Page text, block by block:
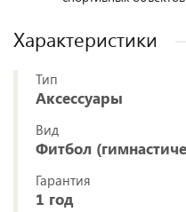
Характеристики
Тип
Аксессуары
Вид
Фитбол
Гарантия
1 год